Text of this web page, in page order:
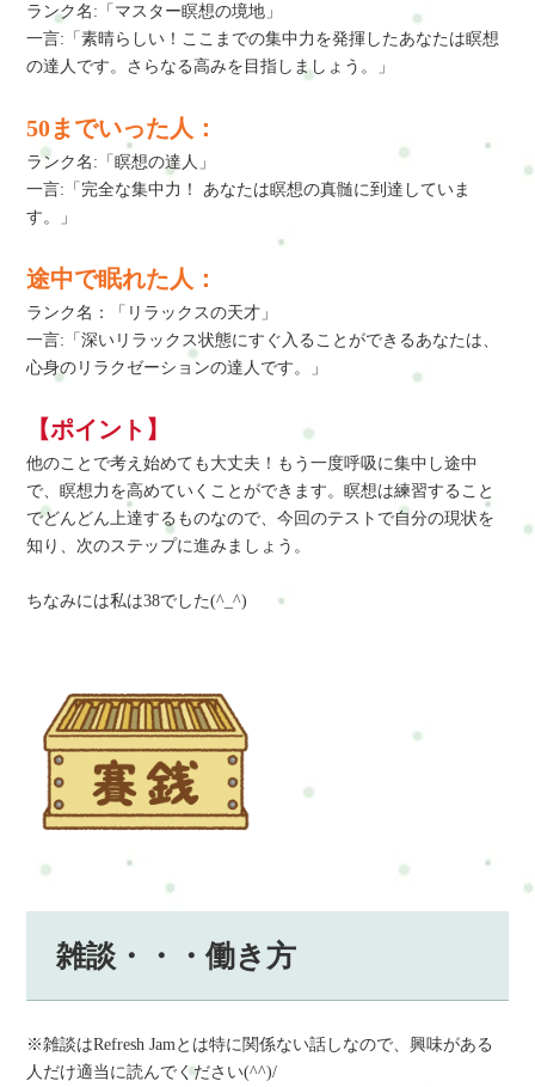
ランク名:「マスター瞑想の境地」
一言:「素晴らしい！ここまでの集中力を発揮したあなたは瞑想
の達人です。さらなる高みを目指しましょう。」
50までいった人：
ランク名:「瞑想の達人」
一言:「完全な集中力！ あなたは瞑想の真髄に到達していま
す。」
途中で眠れた人：
ランク名：「リラックスの天才」
一言:「深いリラックス状態にすぐ入ることができるあなたは、
心身のリラクゼーションの達人です。」
【ポイント】
他のことで考え始めても大丈夫！もう一度呼吸に集中し途中
で、瞑想力を高めていくことができます。瞑想は練習すること
でどんどん上達するものなので、今回のテストで自分の現状を
知り、次のステップに進みましょう。
ちなみには私は38でした(^_^)
雑談・・・働き方
※雑談はRefresh Jamとは特に関係ない話しなので、興味がある
人だけ適当に読んでください(^^)/